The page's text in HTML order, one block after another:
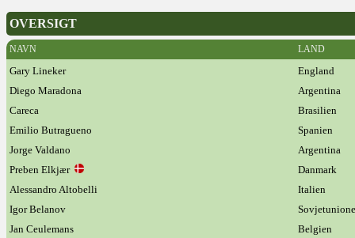
OVERSIGT
NAVN LAND
Gary Lineker
England
Diego Maradona
Argentina
Careca
Brasilien
Emilio Butragueno
Spanien
Jorge Valdano
Argentina
Preben Elkjær
Danmark
Alessandro Altobelli
Italien
Igor Belanov
Jan Ceulemans
Belgien